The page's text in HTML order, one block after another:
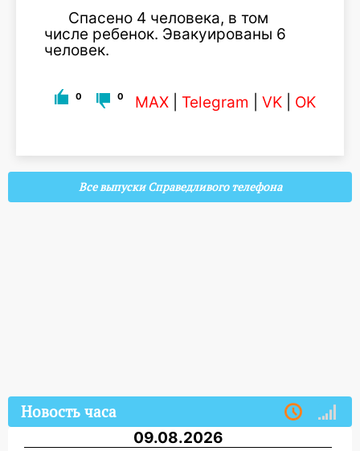
Спасено 4 человека, в том
числе ребенок. Эвакуированы 6
человек.
0 0 MAX Telegram VK OK
Все выпуски Справедливого телефона
Новость часа
09.08.2026